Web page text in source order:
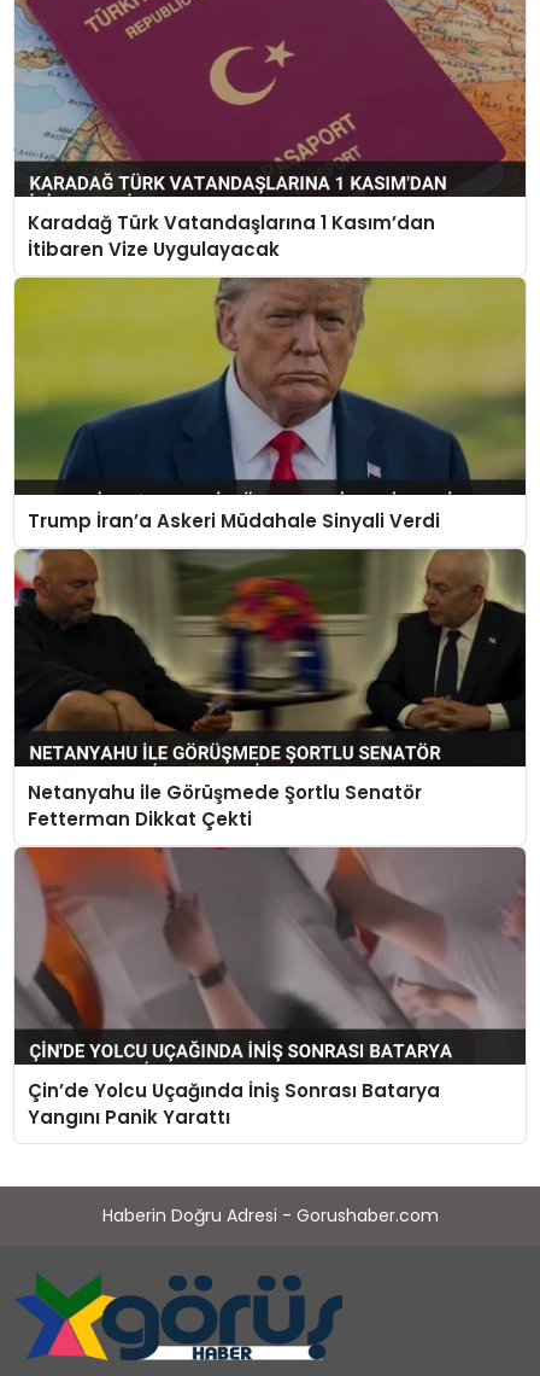
Karadağ Türk Vatandaşlarına 1 Kasım’dan
İtibaren Vize Uygulayacak
Trump İran’a Askeri Müdahale Sinyali Verdi
Netanyahu ile Görüşmede Şortlu Senatör
Fetterman Dikkat Çekti
Çin’de Yolcu Uçağında İniş Sonrası Batarya
Yangını Panik Yarattı
Haberin Doğru Adresi - Gorushaber.com